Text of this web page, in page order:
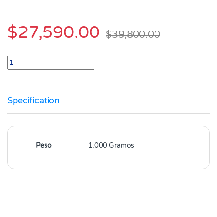
$27,590.00 $39,800.00
Gulash de Cerdo Paquete X 1.000 Gramos quantity
Specification
Peso 1.000 Gramos